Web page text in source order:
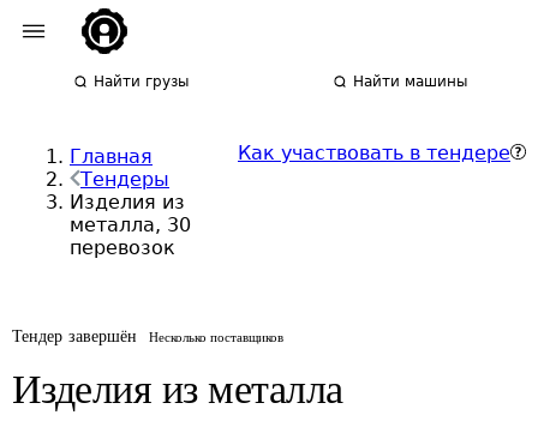
Найти грузы Найти машины
Главная
Тендеры
Изделия из
металла, 30
перевозок
Как участвовать в тендере
Тендер завершён Несколько поставщиков
Изделия из металла